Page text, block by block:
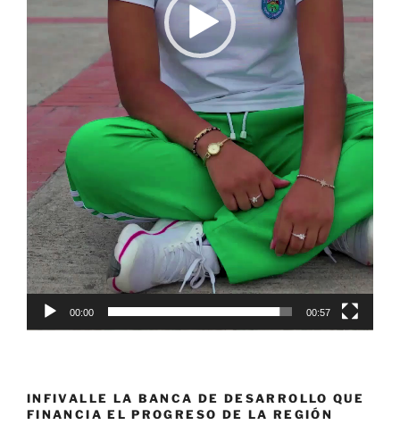
00:00 00:57
INFIVALLE LA BANCA DE DESARROLLO QUE
FINANCIA EL PROGRESO DE LA REGIÓN